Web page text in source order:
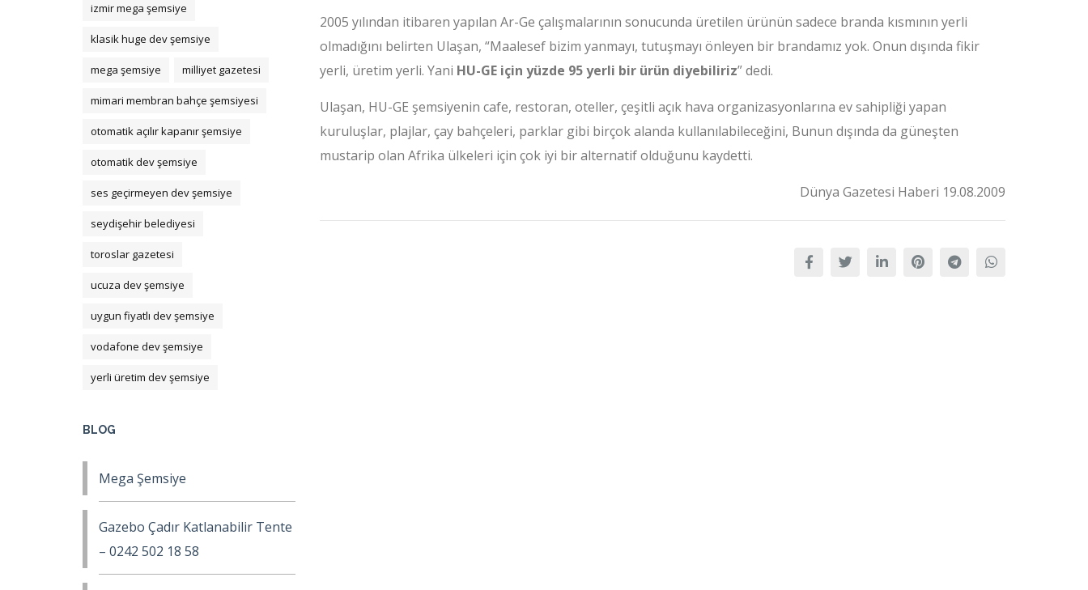
2005 yılından itibaren yapılan Ar-Ge çalışmalarının sonucunda üretilen ürünün sadece branda kısmının yerli
olmadığını belirten Ulaşan, “Maalesef bizim yanmayı, tutuşmayı önleyen bir brandamız yok. Onun dışında fikir
yerli, üretim yerli. Yani HU-GE için yüzde 95 yerli bir ürün diyebiliriz” dedi.
Ulaşan, HU-GE şemsiyenin cafe, restoran, oteller, çeşitli açık hava organizasyonlarına ev sahipliği yapan
kuruluşlar, plajlar, çay bahçeleri, parklar gibi birçok alanda kullanılabileceğini, Bunun dışında da güneşten
mustarip olan Afrika ülkeleri için çok iyi bir alternatif olduğunu kaydetti.
Dünya Gazetesi Haberi 19.08.2009
izmir mega şemsiye
klasik huge dev şemsiye
mega şemsiye milliyet gazetesi
mimari membran bahçe şemsiyesi
otomatik açılır kapanır şemsiye
otomatik dev şemsiye
ses geçirmeyen dev şemsiye
seydişehir belediyesi
toroslar gazetesi
ucuza dev şemsiye
uygun fiyatlı dev şemsiye
vodafone dev şemsiye
yerli üretim dev şemsiye
BLOG
Mega Şemsiye
Gazebo Çadır Katlanabilir Tente
– 0242 502 18 58